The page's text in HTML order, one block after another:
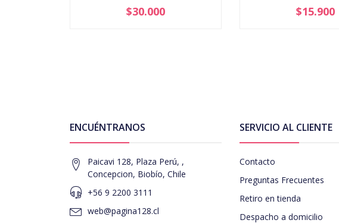
AGOTADO
$30.000 +
$15.900
ENCUÉNTRANOS
Paicavi 128, Plaza Perú, ,
Concepcion, Biobío, Chile
+56 9 2200 3111
web@pagina128.cl
SERVICIO AL CLIENTE
Contacto
Preguntas Frecuentes
Retiro en tienda
Despacho a domicilio